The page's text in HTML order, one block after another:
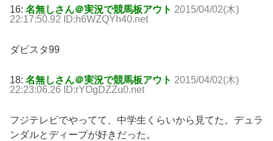
16: 名無しさん＠実況で競馬板アウト 2015/04/02(木)
22:17:50.92 ID:h6WZQYh40.net
ダビスタ99
18: 名無しさん＠実況で競馬板アウト 2015/04/02(木)
22:23:06.26 ID:rYOgDZZu0.net
フジテレビでやってて、中学生くらいから見てた。デュラ
ンダルとディープが好きだった。